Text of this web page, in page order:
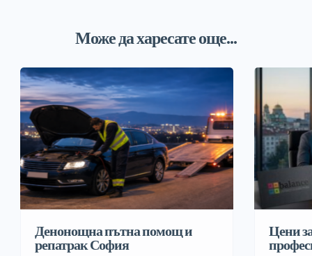
Може да харесате още...
Денонощна пътна помощ и
репатрак София
Цени